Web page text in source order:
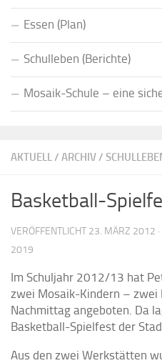
AKTUELL/ ARCHIV/
Basketball-
VERÖFFENTLICHT 23. MÄRZ 2012
2019
Im Schuljahr 2012/13 hat
zwei Mosaik-Kindern –
Nachmittag angeboten. Da
Basketball-Spielfest der
Aus den zwei Werkstätten
Essen (Plan)
Schulleben (Berichte)
Mosaik-Schule – eine